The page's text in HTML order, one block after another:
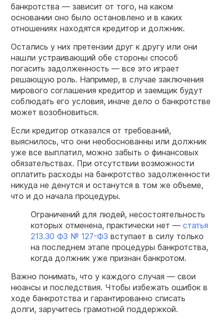
банкротства — зависит от того, на каком
основании оно было остановлено и в каких
отношениях находятся кредитор и должник.
Остались у них претензии друг к другу или они
нашли устраивающий обе стороны способ
погасить задолженность — все это играет
решающую роль. Например, в случае заключения
мирового соглашения кредитор и заемщик будут
соблюдать его условия, иначе дело о банкротстве
может возобновиться.
Если кредитор отказался от требований,
выяснилось, что они необоснованны или должник
уже все выплатил, можно забыть о финансовых
обязательствах. При отсутствии возможности
оплатить расходы на банкротство задолженности
никуда не денутся и останутся в том же объеме,
что и до начала процедуры.
Ограничений для людей, несостоятельность
которых отменена, практически нет — статья
213.30 ФЗ № 127-ФЗ вступает в силу только
на последнем этапе процедуры банкротства,
когда должник уже признан банкротом.
Важно понимать, что у каждого случая — свои
нюансы и последствия. Чтобы избежать ошибок в
ходе банкротства и гарантированно списать
долги, заручитесь грамотной поддержкой.